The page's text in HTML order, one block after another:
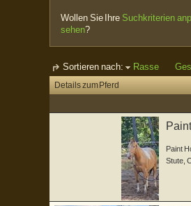
Wollen Sie Ihre Suchkriterien
sehen?
Sortieren nach: Rasse
Details zum Pferd
Paint
Stute